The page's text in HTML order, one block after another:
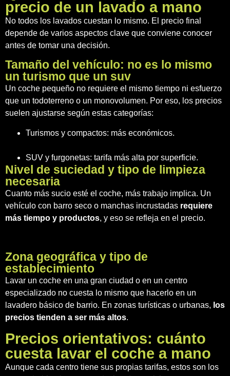
precio de un lavado a mano
No todos los lavados cuestan lo mismo. El precio final
depende de varios aspectos clave que conviene conocer
antes de tomar una decisión.
Tamaño del vehículo: no es lo mismo
un turismo que un suv
Un coche pequeño no requiere el mismo tiempo ni esfuerzo
que un todoterreno o un monovolumen. Por eso, los precios
suelen ajustarse según estas categorías:
Turismos y compactos: más económicos.
SUV y furgonetas: tarifa más alta por superficie.
Nivel de suciedad y tipo de limpieza
necesaria
Cuanto más sucio esté el coche, más trabajo implica. Un
vehículo con barro seco o manchas incrustadas requiere
más tiempo y productos, y eso se refleja en el precio.
Zona geográfica y tipo de
establecimiento
Lavar un coche en una gran ciudad o en un centro
especializado no cuesta lo mismo que hacerlo en un
lavadero básico de barrio. En zonas turísticas o urbanas, los
precios tienden a ser más altos.
Precios orientativos: cuánto
cuesta lavar el coche a mano
Aunque cada centro tiene sus propias tarifas, estos son los